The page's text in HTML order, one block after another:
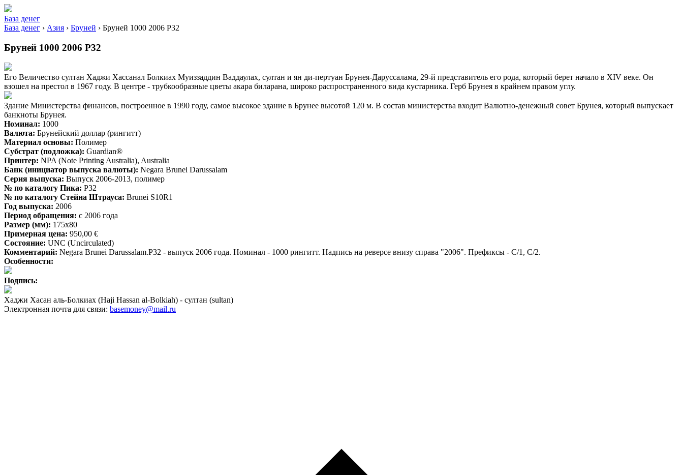
База денег
База денег › Азия › Бруней › Бруней 1000 2006 P32
Бруней 1000 2006 P32
Его Величество султан Хаджи Хассанал Болкиах Муиззаддин Ваддаулах, султан и ян ди-пертуан Брунея-Даруссалама, 29-й представитель его рода, который берет начало в XIV веке. Он
взошел на престол в 1967 году. В центре - трубкообразные цветы акара биларана, широко распространенного вида кустарника. Герб Брунея в крайнем правом углу.
Здание Министерства финансов, построенное в 1990 году, самое высокое здание в Брунее высотой 120 м. В состав министерства входит Валютно-денежный совет Брунея, который выпускает
банкноты Брунея.
Номинал: 1000
Валюта: Брунейский доллар (рингитт)
Материал основы: Полимер
Субстрат (подложка): Guardian®
Принтер: NPA (Note Printing Australia), Australia
Банк (инициатор выпуска валюты): Negara Brunei Darussalam
Серия выпуска: Выпуск 2006-2013, полимер
№ по каталогу Пика: P32
№ по каталогу Стейна Штрауса: Brunei S10R1
Год выпуска: 2006
Период обращения: с 2006 года
Размер (мм): 175x80
Примерная цена: 950,00 €
Состояние: UNC (Uncirculated)
Комментарий: Negara Brunei Darussalam.P32 - выпуск 2006 года. Номинал - 1000 рингитт. Надпись на реверсе внизу справа "2006". Префиксы - C/1, C/2.
Особенности:
Подпись:
Хаджи Хасан аль-Болкиах (Haji Hassan al-Bolkiah) - султан (sultan)
Электронная почта для связи: basemoney@mail.ru